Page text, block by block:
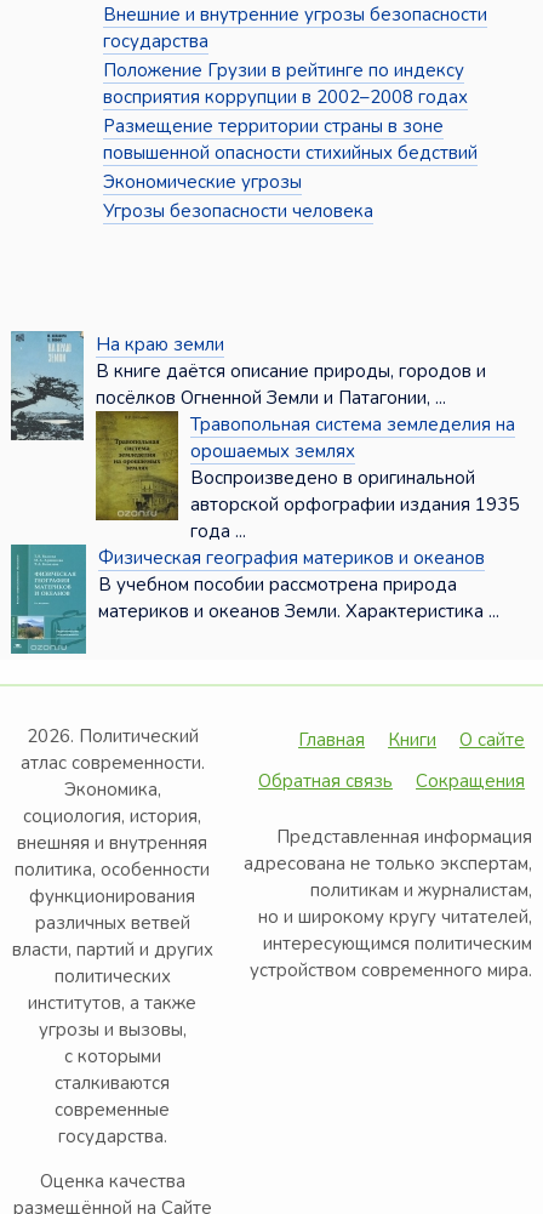
Внешние и внутренние угрозы безопасности
государства
Положение Грузии в рейтинге по индексу
восприятия коррупции в 2002–2008 годах
Размещение территории страны в зоне
повышенной опасности стихийных бедствий
Экономические угрозы
Угрозы безопасности человека
На краю земли
В книге даётся описание природы, городов и
посёлков Огненной Земли и Патагонии, ...
Травопольная система земледелия на
орошаемых землях
Воспроизведено в оригинальной
авторской орфографии издания 1935
года ...
Физическая география материков и океанов
В учебном пособии рассмотрена природа
материков и океанов Земли. Характеристика ...
2026. Политический
атлас современности.
Экономика,
социология, история,
внешняя и внутренняя
политика, особенности
функционирования
различных ветвей
власти, партий и других
политических
институтов, а также
угрозы и вызовы,
с которыми
сталкиваются
современные
государства.
Оценка качества
размещённой на Сайте
Главная Книги
О сайте
Обратная связь
Сокращения
Представленная информация
адресована не только экспертам,
политикам и журналистам,
но и широкому кругу читателей,
интересующимся политическим
устройством современного мира.